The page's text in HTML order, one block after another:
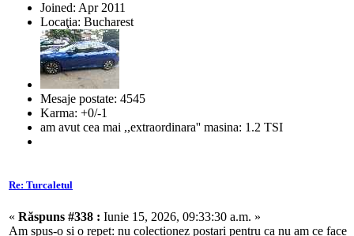
Joined: Apr 2011
Locaţia: Bucharest
Mesaje postate: 4545
Karma: +0/-1
am avut cea mai ,,extraordinara'' masina: 1.2 TSI
Re: Turcaletul
« Răspuns #338 : Iunie 15, 2026, 09:33:30 a.m. »
Am spus-o si o repet: nu colectionez postari pentru ca nu am ce face